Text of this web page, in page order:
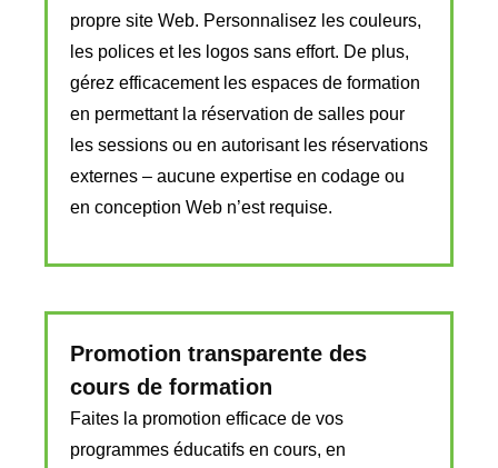
propre site Web. Personnalisez les couleurs,
les polices et les logos sans effort. De plus,
gérez efficacement les espaces de formation
en permettant la réservation de salles pour
les sessions ou en autorisant les réservations
externes – aucune expertise en codage ou
en conception Web n’est requise.
Promotion transparente des
cours de formation
Faites la promotion efficace de vos
programmes éducatifs en cours, en